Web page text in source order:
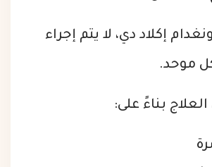
إكلاد دي، لا يتم إجراء
موحد.
بناءً على: